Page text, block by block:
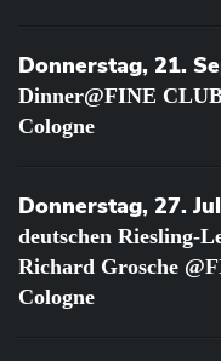
Donnerstag, 21.
Dinner@FINE
Cologne
Donnerstag, 27.
deutschen Riesling-
Richard Grosche
Cologne